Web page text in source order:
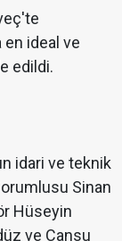
en ideal ve
edildi.
idari ve teknik
Sinan
Hüseyin
ve Cansu